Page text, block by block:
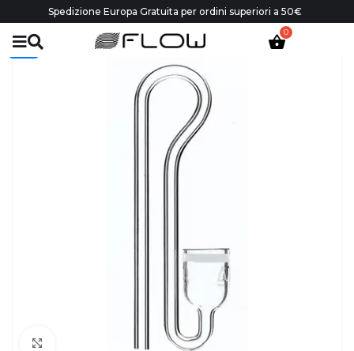
Spedizione Europa Gratuita per ordini superiori a 50€